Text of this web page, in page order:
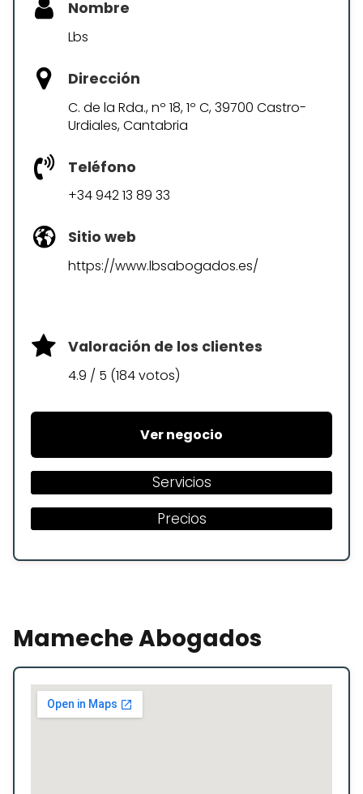
Nombre
Lbs
Dirección
C. de la Rda., nº 18, 1º C, 39700 Castro-
Urdiales, Cantabria
Teléfono
+34 942 13 89 33
Sitio web
https://www.lbsabogados.es/
Valoración de los clientes
4.9 / 5 (184 votos)
Ver negocio
Servicios
Precios
Mameche Abogados